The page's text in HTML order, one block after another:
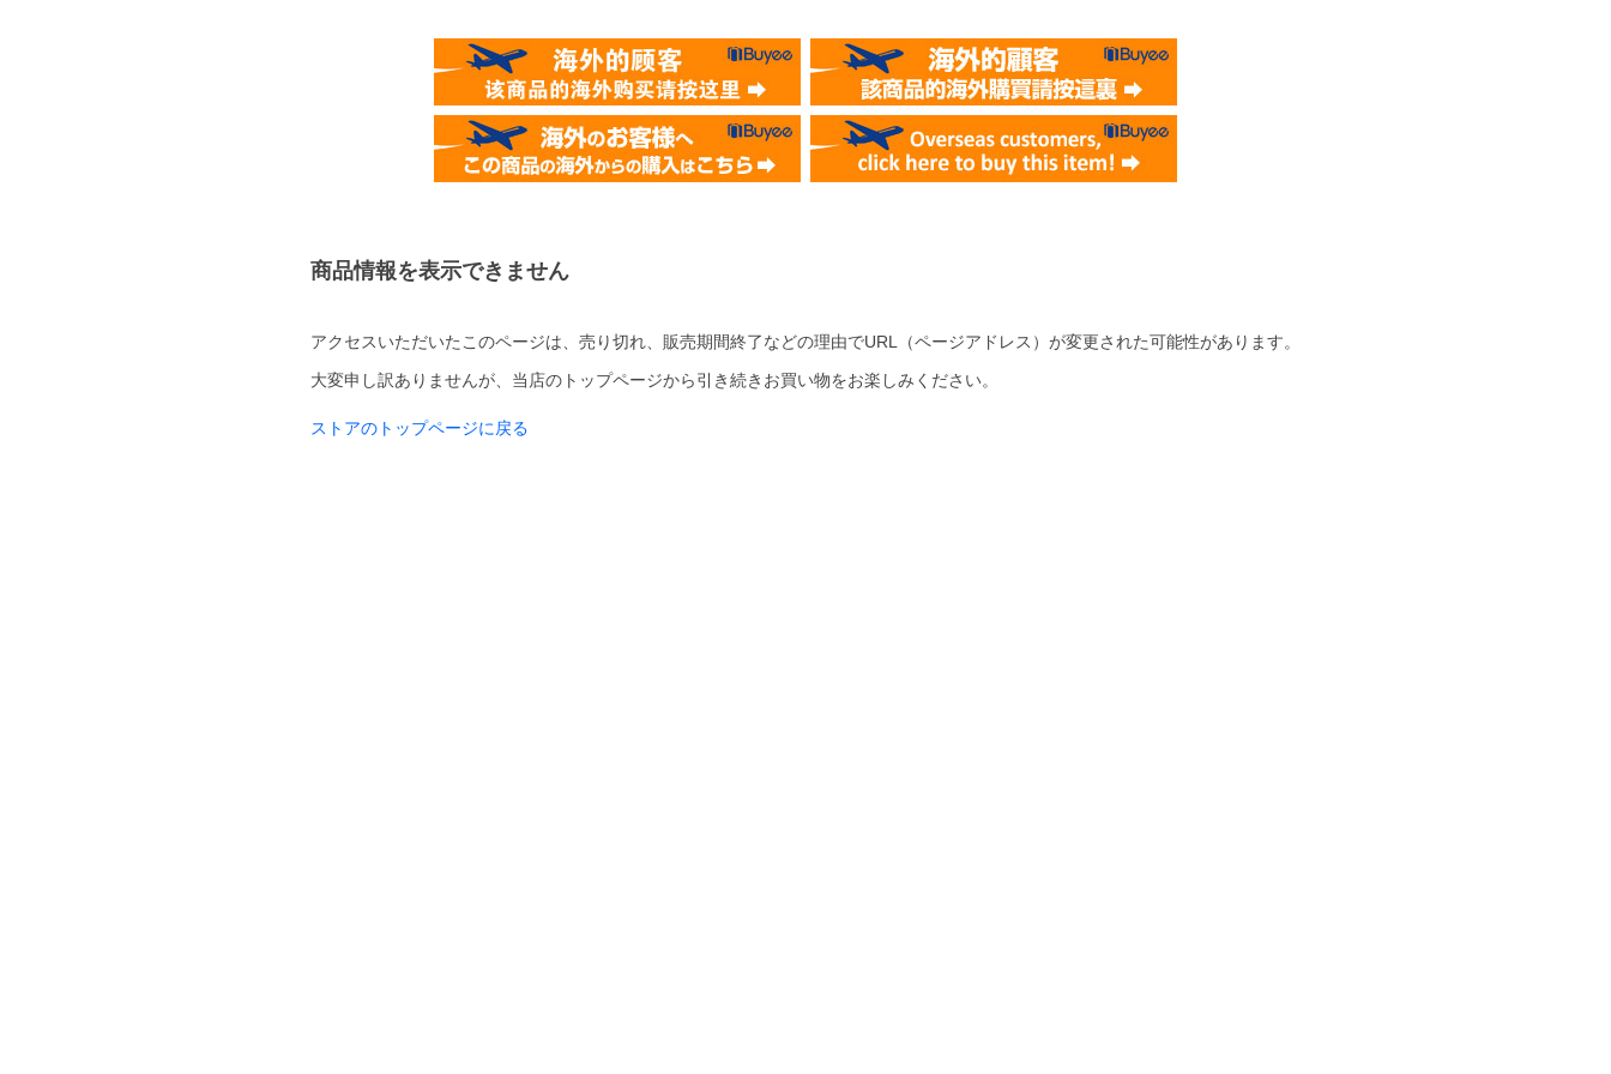
商品情報を表示できません
アクセスいただいたこのページは、売り切れ、販売期間終了などの理由でURL（ページアドレス）が変更された可能性があります。
大変申し訳ありませんが、当店のトップページから引き続きお買い物をお楽しみください。
ストアのトップページに戻る